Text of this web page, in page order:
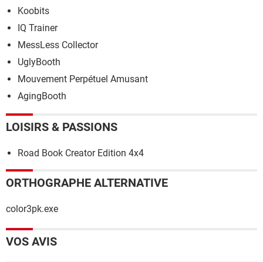
Koobits
IQ Trainer
MessLess Collector
UglyBooth
Mouvement Perpétuel Amusant
AgingBooth
LOISIRS & PASSIONS
Road Book Creator Edition 4x4
ORTHOGRAPHE ALTERNATIVE
color3pk.exe
VOS AVIS